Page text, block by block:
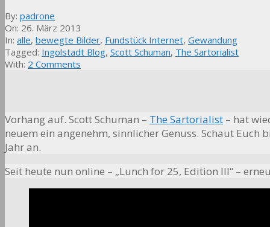
By: padrone
On: 26. März 2013
In: alle, bewegte Bilder, Fundstück Internet, Gewandung
Tagged: Ingolstadt Blog, Scott Schuman, The Sartorialist
With: 2 Comments
Vorhang auf. Scott Schuman – The Sartorialist – hat
neuem ein angenehm, sinnlicher Genuss. Schaut Euch
Jahr an.
Seit heute nun online – „Lunch for 25, Edition III“ –